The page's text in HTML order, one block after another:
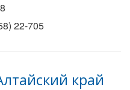
22-705
край